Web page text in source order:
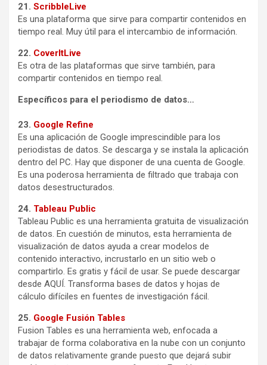
21. ScribbleLive
Es una plataforma que sirve para compartir contenidos en
tiempo real. Muy útil para el intercambio de información.
22. CoverItLive
Es otra de las plataformas que sirve también, para
compartir contenidos en tiempo real.
Específicos para el periodismo de datos…
23. Google Refine
Es una aplicación de Google imprescindible para los
periodistas de datos. Se descarga y se instala la aplicación
dentro del PC. Hay que disponer de una cuenta de Google.
Es una poderosa herramienta de filtrado que trabaja con
datos desestructurados.
24. Tableau Public
Tableau Public es una herramienta gratuita de visualización
de datos. En cuestión de minutos, esta herramienta de
visualización de datos ayuda a crear modelos de
contenido interactivo, incrustarlo en un sitio web o
compartirlo. Es gratis y fácil de usar. Se puede descargar
desde AQUÍ. Transforma bases de datos y hojas de
cálculo difíciles en fuentes de investigación fácil.
25. Google Fusión Tables
Fusion Tables es una herramienta web, enfocada a
trabajar de forma colaborativa en la nube con un conjunto
de datos relativamente grande puesto que dejará subir